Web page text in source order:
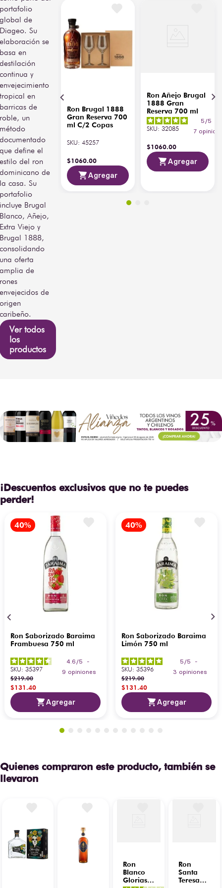
rocas o como base en
cócteles clásicos como el
Cuba Libre o el Ron
Collins.
portafolio
global de
Diageo. Su
elaboración se
basa en
destilación
continua y
envejecimiento
tropical en
barricas de
roble, un
método
documentado
que define el
estilo del ron
dominicano de
la casa. Su
portafolio
incluye Brugal
Blanco, Añejo,
Extra Viejo y
Brugal 1888,
consolidando
una oferta
amplia de
rones
envejecidos de
origen
caribeño.
Ver todos
los
productos
Ron Brugal 1888
Gran Reserva 700
ml C/2 Copas
SKU:45257
$1060.00
Agregar
Ron Añejo Brugal
1888 Gran
Reserva 700 ml
5 /5
7
SKU:32085
$1060.00
Agregar
¡Descuentos exclusivos que no te puedes
perder!
Ron Saborizado Baraima
Frambuesa 750 ml
4.6 /5
-
9 opiniones
SKU: 35397
$219.00
$131.40
Agregar
Ron Saborizado Baraima
Limón 750 ml
5 /5
-
3 opiniones
SKU: 35396
$219.00
$131.40
Agregar
Quienes compraron este producto, también se
llevaron
Ron
Blanco
Glorias
Ron
Santa
Teresa